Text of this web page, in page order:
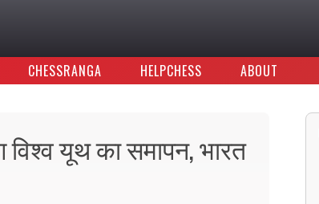
CHESSRANGA HELPCHESS ABOUT
यूथ का समापन, भारत